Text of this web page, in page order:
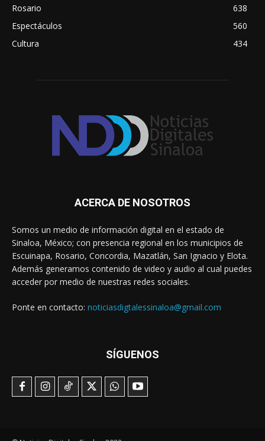
Rosario
638
Espectáculos
560
Cultura
434
ACERCA DE NOSOTROS
Somos un medio de información digital en el estado de
Sinaloa, México; con presencia regional en los municipios de
Escuinapa, Rosario, Concordia, Mazatlán, San Ignacio y Elota.
Además generamos contenido de video y audio al cual puedes
acceder por medio de nuestras redes sociales.
Ponte en contacto: noticiasdigtalessinaloa@gmail.com
SÍGUENOS